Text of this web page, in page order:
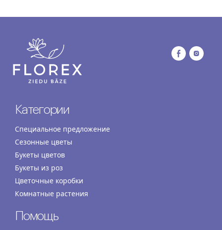
Категории
Специальное предложение
Сезонные цветы
Букеты цветов
Букеты из роз
Цветочные коробки
Комнатные растения
Помощь